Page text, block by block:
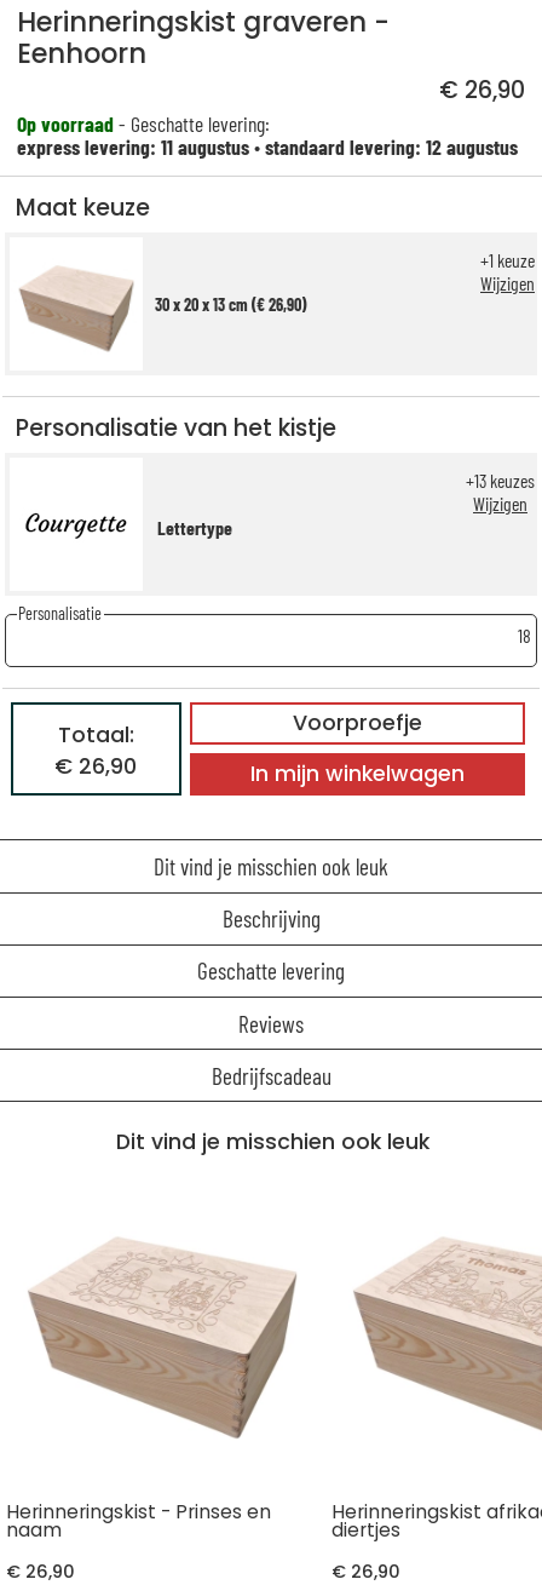
Herinneringskist graveren -
Eenhoorn
€ 26,90
Op voorraad- Geschatte levering:
express levering: 11 augustus•standaard levering: 12 augustus
Maat keuze
30 x 20 x 13 cm (€ 26,90)
+1 keuze
Wijzigen
Personalisatie van het kistje
Lettertype
+13 keuzes
Wijzigen
Personalisatie
18
Voorproefje
Totaal:
€ 26,90
In mijn winkelwagen
Dit vind je misschien ook leuk
Beschrijving
Geschatte levering
Reviews
Bedrijfscadeau
Dit vind je misschien ook leuk
Herinneringskist - Prinses en
naam
€ 26,90
Herinneringskist
diertjes
€ 26,90